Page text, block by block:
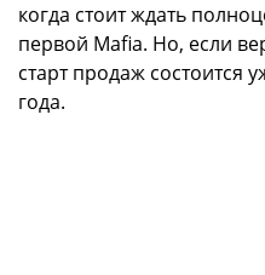
когда стоит ждать
первой Mafia. Но, если
старт продаж состоится
года.